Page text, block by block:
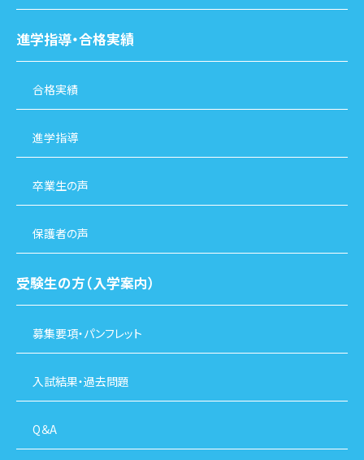
進学指導・合格実績
合格実績
進学指導
卒業生の声
保護者の声
受験生の方（入学案内）
募集要項・パンフレット
入試結果・過去問題
Q＆A